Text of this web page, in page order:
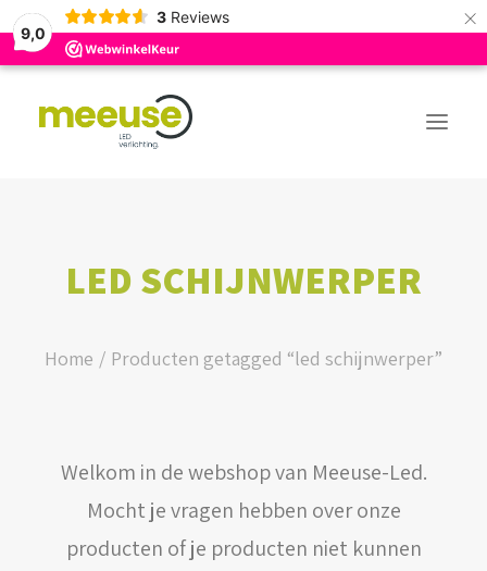
9,0
3 Reviews ×
BUDGET ASSORTIMENT
WEBSHOP
LOGIN / REGISTER
WINKELWAGEN
LED SCHIJNWERPER
Home Producten getagged “led schijnwerper”
Welkom in de webshop van Meeuse-Led.
Mocht je vragen hebben over onze
producten of je producten niet kunnen